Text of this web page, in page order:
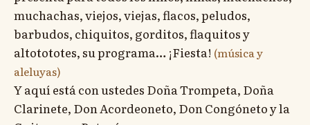
muchachas, viejos, viejas, flacos, peludos,
barbudos, chiquitos, gorditos, flaquitos y
altotototes, su programa… ¡Fiesta! (música y
aleluyas)
Y aquí está con ustedes Doña Trompeta, Doña
Clarinete, Don Acordeoneto, Don Congóneto y la